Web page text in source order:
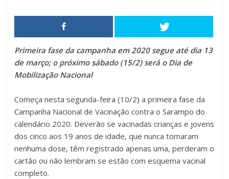
Primeira fase da campanha em 2020 segue até dia 13
de março; o próximo sábado (15/2) será o Dia de
Mobilização Nacional
Começa nesta segunda-feira (10/2) a primeira fase da
Campanha Nacional de Vacinação contra o Sarampo do
calendário 2020. Deverão se vacinadas crianças e jovens
dos cinco aos 19 anos de idade, que nunca tomaram
nenhuma dose, têm registrado apenas uma, perderam o
cartão ou não lembram se estão com esquema vacinal
completo.